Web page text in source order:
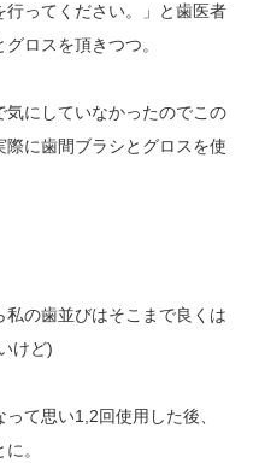
ってください。」と歯医者
ロスを頂きつつ。
にしていなかったのでこの
に歯間ブラシとグロスを使
の歯並びはそこまで良くは
けど)
て思い1,2回使用した後、
。